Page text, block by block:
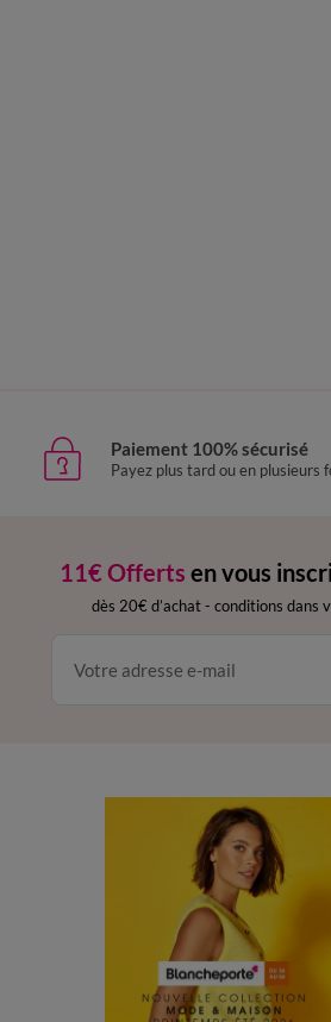
Paiement 100% sécurisé
Payez plus tard ou en plusieurs
11€ Offerts en vous
dès 20€ d’achat - conditions dans